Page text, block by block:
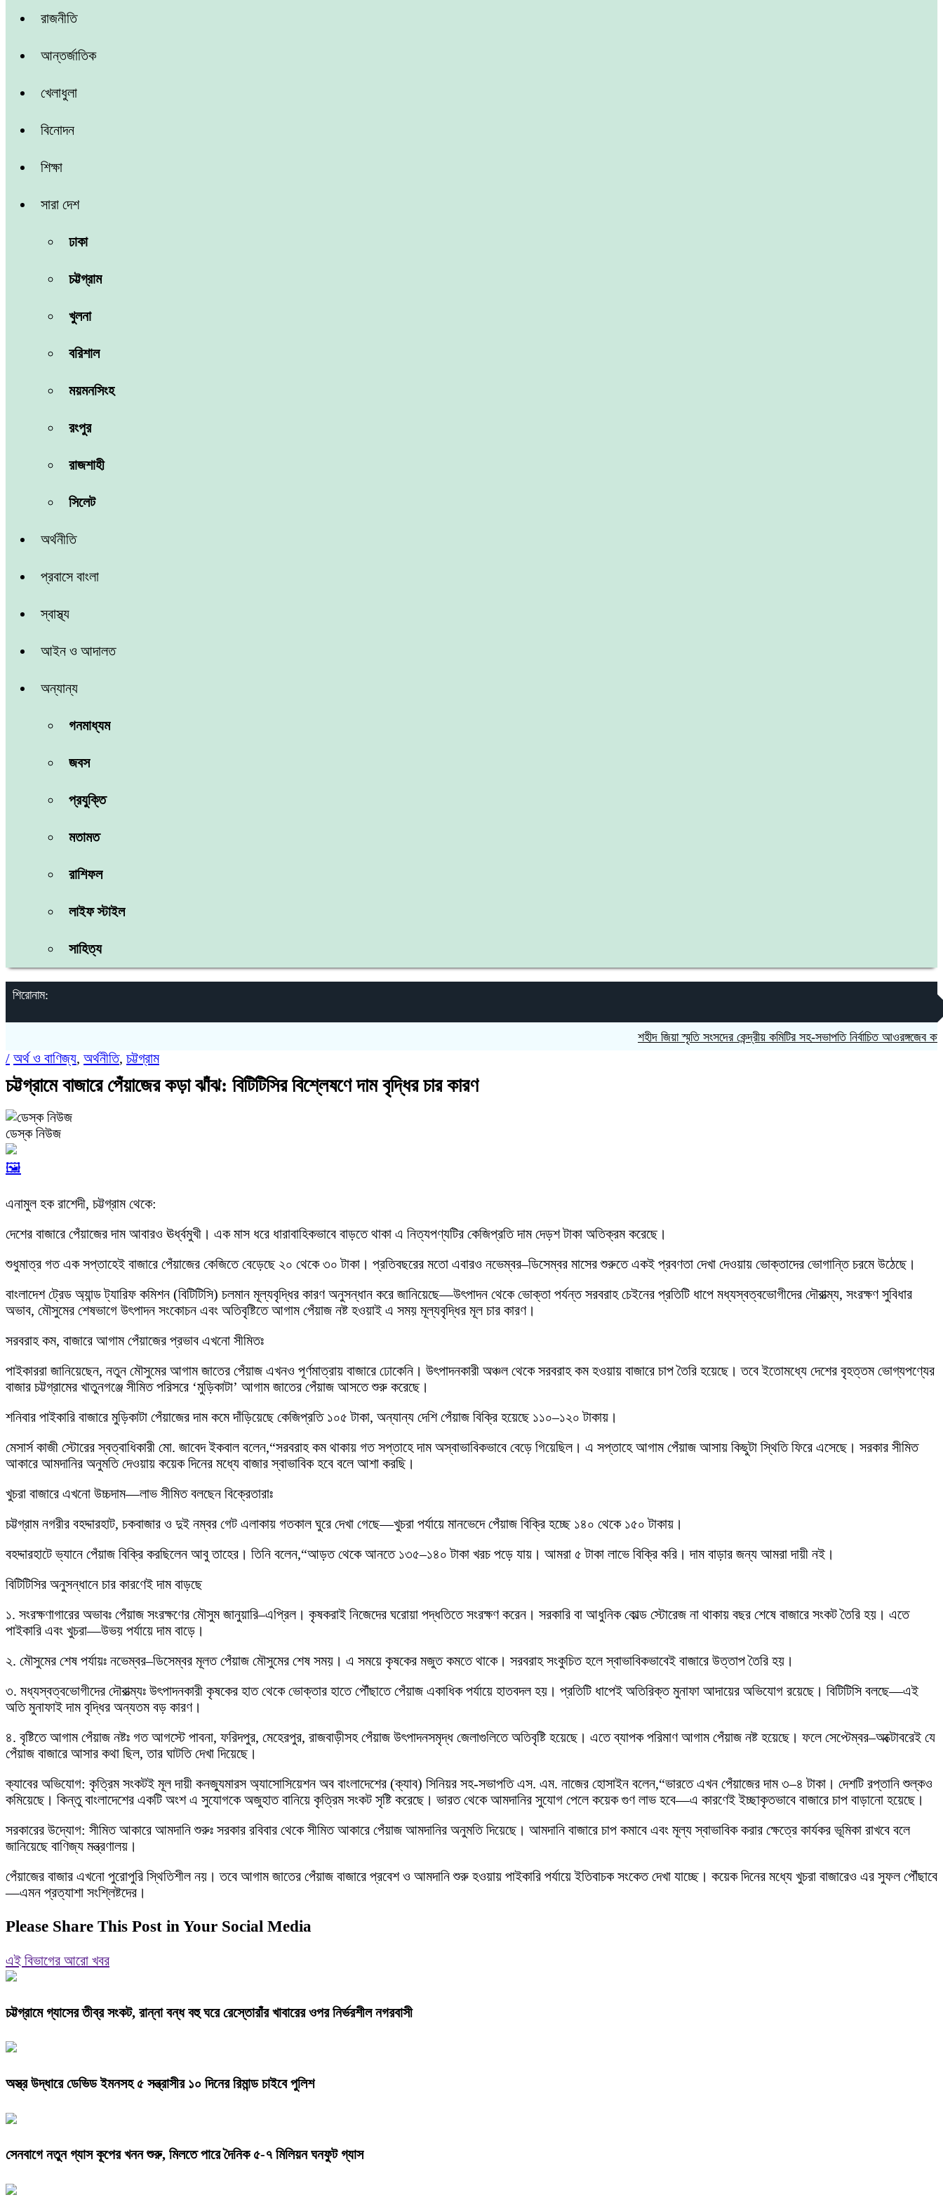
রাজনীতি
আন্তর্জাতিক
খেলাধুলা
বিনোদন
শিক্ষা
সারা দেশ
ঢাকা
চট্টগ্রাম
খুলনা
বরিশাল
ময়মনসিংহ
রংপুর
রাজশাহী
সিলেট
অর্থনীতি
প্রবাসে বাংলা
স্বাস্থ্য
আইন ও আদালত
অন্যান্য
গনমাধ্যম
জবস
প্রযুক্তি
মতামত
রাশিফল
লাইফ স্টাইল
সাহিত্য
শিরোনাম:
শহীদ জিয়া স্মৃতি সংসদের কেন্দ্রীয় কমিটির সহ-সভাপতি নির্বাচিত আওরঙ্গজেব কামাল
/ অর্থ ও বাণিজ্য, অর্থনীতি, চট্টগ্রাম
চট্টগ্রামে বাজারে পেঁয়াজের কড়া ঝাঁঝ: বিটিটিসির বিশ্লেষণে দাম বৃদ্ধির চার কারণ
ডেস্ক নিউজ
🖼️
এনামুল হক রাশেদী, চট্টগ্রাম থেকে:
দেশের বাজারে পেঁয়াজের দাম আবারও ঊর্ধ্বমুখী। এক মাস ধরে ধারাবাহিকভাবে বাড়তে থাকা এ নিত্যপণ্যটির কেজিপ্রতি দাম দেড়শ টাকা অতিক্রম করেছে।
শুধুমাত্র গত এক সপ্তাহেই বাজারে পেঁয়াজের কেজিতে বেড়েছে ২০ থেকে ৩০ টাকা। প্রতিবছরের মতো এবারও নভেম্বর–ডিসেম্বর মাসের শুরুতে একই প্রবণতা দেখা দেওয়ায় ভোক্তাদের ভোগান্তি চরমে উঠেছে।
বাংলাদেশ ট্রেড অ্যান্ড ট্যারিফ কমিশন (বিটিটিসি) চলমান মূল্যবৃদ্ধির কারণ অনুসন্ধান করে জানিয়েছে—উৎপাদন থেকে ভোক্তা পর্যন্ত সরবরাহ চেইনের প্রতিটি ধাপে মধ্যস্বত্বভোগীদের দৌরাত্ম্য, সংরক্ষণ সুবিধার
অভাব, মৌসুমের শেষভাগে উৎপাদন সংকোচন এবং অতিবৃষ্টিতে আগাম পেঁয়াজ নষ্ট হওয়াই এ সময় মূল্যবৃদ্ধির মূল চার কারণ।
সরবরাহ কম, বাজারে আগাম পেঁয়াজের প্রভাব এখনো সীমিতঃ
পাইকাররা জানিয়েছেন, নতুন মৌসুমের আগাম জাতের পেঁয়াজ এখনও পূর্ণমাত্রায় বাজারে ঢোকেনি। উৎপাদনকারী অঞ্চল থেকে সরবরাহ কম হওয়ায় বাজারে চাপ তৈরি হয়েছে। তবে ইতোমধ্যে দেশের বৃহত্তম ভোগ্যপণ্যের
বাজার চট্টগ্রামের খাতুনগঞ্জে সীমিত পরিসরে ‘মুড়িকাটা’ আগাম জাতের পেঁয়াজ আসতে শুরু করেছে।
শনিবার পাইকারি বাজারে মুড়িকাটা পেঁয়াজের দাম কমে দাঁড়িয়েছে কেজিপ্রতি ১০৫ টাকা, অন্যান্য দেশি পেঁয়াজ বিক্রি হয়েছে ১১০–১২০ টাকায়।
মেসার্স কাজী স্টোরের স্বত্বাধিকারী মো. জাবেদ ইকবাল বলেন,“সরবরাহ কম থাকায় গত সপ্তাহে দাম অস্বাভাবিকভাবে বেড়ে গিয়েছিল। এ সপ্তাহে আগাম পেঁয়াজ আসায় কিছুটা স্থিতি ফিরে এসেছে। সরকার সীমিত
আকারে আমদানির অনুমতি দেওয়ায় কয়েক দিনের মধ্যে বাজার স্বাভাবিক হবে বলে আশা করছি।
খুচরা বাজারে এখনো উচ্চদাম—লাভ সীমিত বলছেন বিক্রেতারাঃ
চট্টগ্রাম নগরীর বহদ্দারহাট, চকবাজার ও দুই নম্বর গেট এলাকায় গতকাল ঘুরে দেখা গেছে—খুচরা পর্যায়ে মানভেদে পেঁয়াজ বিক্রি হচ্ছে ১৪০ থেকে ১৫০ টাকায়।
বহদ্দারহাটে ভ্যানে পেঁয়াজ বিক্রি করছিলেন আবু তাহের। তিনি বলেন,“আড়ত থেকে আনতে ১৩৫–১৪০ টাকা খরচ পড়ে যায়। আমরা ৫ টাকা লাভে বিক্রি করি। দাম বাড়ার জন্য আমরা দায়ী নই।
বিটিটিসির অনুসন্ধানে চার কারণেই দাম বাড়ছে
১. সংরক্ষণাগারের অভাবঃ পেঁয়াজ সংরক্ষণের মৌসুম জানুয়ারি–এপ্রিল। কৃষকরাই নিজেদের ঘরোয়া পদ্ধতিতে সংরক্ষণ করেন। সরকারি বা আধুনিক কোল্ড স্টোরেজ না থাকায় বছর শেষে বাজারে সংকট তৈরি হয়। এতে
পাইকারি এবং খুচরা—উভয় পর্যায়ে দাম বাড়ে।
২. মৌসুমের শেষ পর্যায়ঃ নভেম্বর–ডিসেম্বর মূলত পেঁয়াজ মৌসুমের শেষ সময়। এ সময়ে কৃষকের মজুত কমতে থাকে। সরবরাহ সংকুচিত হলে স্বাভাবিকভাবেই বাজারে উত্তাপ তৈরি হয়।
৩. মধ্যস্বত্বভোগীদের দৌরাত্ম্যঃ উৎপাদনকারী কৃষকের হাত থেকে ভোক্তার হাতে পৌঁছাতে পেঁয়াজ একাধিক পর্যায়ে হাতবদল হয়। প্রতিটি ধাপেই অতিরিক্ত মুনাফা আদায়ের অভিযোগ রয়েছে। বিটিটিসি বলছে—এই
অতি মুনাফাই দাম বৃদ্ধির অন্যতম বড় কারণ।
৪. বৃষ্টিতে আগাম পেঁয়াজ নষ্টঃ গত আগস্টে পাবনা, ফরিদপুর, মেহেরপুর, রাজবাড়ীসহ পেঁয়াজ উৎপাদনসমৃদ্ধ জেলাগুলিতে অতিবৃষ্টি হয়েছে। এতে ব্যাপক পরিমাণ আগাম পেঁয়াজ নষ্ট হয়েছে। ফলে সেপ্টেম্বর–অক্টোবরেই যে
পেঁয়াজ বাজারে আসার কথা ছিল, তার ঘাটতি দেখা দিয়েছে।
ক্যাবের অভিযোগ: কৃত্রিম সংকটই মূল দায়ী কনজ্যুমারস অ্যাসোসিয়েশন অব বাংলাদেশের (ক্যাব) সিনিয়র সহ-সভাপতি এস. এম. নাজের হোসাইন বলেন,“ভারতে এখন পেঁয়াজের দাম ৩–৪ টাকা। দেশটি রপ্তানি শুল্কও
কমিয়েছে। কিন্তু বাংলাদেশের একটি অংশ এ সুযোগকে অজুহাত বানিয়ে কৃত্রিম সংকট সৃষ্টি করেছে। ভারত থেকে আমদানির সুযোগ পেলে কয়েক গুণ লাভ হবে—এ কারণেই ইচ্ছাকৃতভাবে বাজারে চাপ বাড়ানো হয়েছে।
সরকারের উদ্যোগ: সীমিত আকারে আমদানি শুরুঃ সরকার রবিবার থেকে সীমিত আকারে পেঁয়াজ আমদানির অনুমতি দিয়েছে। আমদানি বাজারে চাপ কমাবে এবং মূল্য স্বাভাবিক করার ক্ষেত্রে কার্যকর ভূমিকা রাখবে বলে
জানিয়েছে বাণিজ্য মন্ত্রণালয়।
পেঁয়াজের বাজার এখনো পুরোপুরি স্থিতিশীল নয়। তবে আগাম জাতের পেঁয়াজ বাজারে প্রবেশ ও আমদানি শুরু হওয়ায় পাইকারি পর্যায়ে ইতিবাচক সংকেত দেখা যাচ্ছে। কয়েক দিনের মধ্যে খুচরা বাজারেও এর সুফল পৌঁছাবে
—এমন প্রত্যাশা সংশ্লিষ্টদের।
Please Share This Post in Your Social Media
এই বিভাগের আরো খবর
চট্টগ্রামে গ্যাসের তীব্র সংকট, রান্না বন্ধ বহু ঘরে রেস্তোরাঁর খাবারের ওপর নির্ভরশীল নগরবাসী
অস্ত্র উদ্ধারে ডেভিড ইমনসহ ৫ সন্ত্রাসীর ১০ দিনের রিমান্ড চাইবে পুলিশ
সেনবাগে নতুন গ্যাস কূপের খনন শুরু, মিলতে পারে দৈনিক ৫-৭ মিলিয়ন ঘনফুট গ্যাস